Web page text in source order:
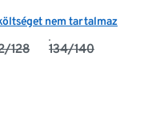
nem tartalmaz
128 134/140